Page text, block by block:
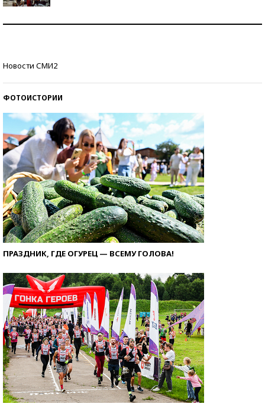
Новости СМИ2
ФОТОИСТОРИИ
ПРАЗДНИК, ГДЕ ОГУРЕЦ — ВСЕМУ ГОЛОВА!